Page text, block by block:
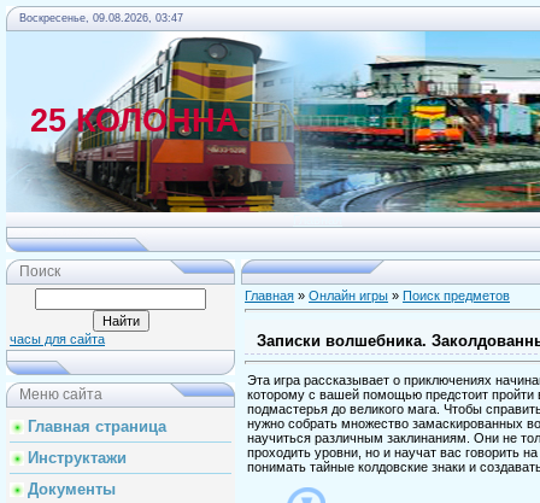
Воскресенье, 09.08.2026, 03:47
25 КОЛОННА
Поиск
часы для сайта
Меню сайта
Главная страница
Инструктажи
Документы
Главная » Онлайн игры » Поиск предметов
Записки волшебника.
Эта игра рассказывает о приключениях
которому с вашей помощью предстоит пройти
подмастерья до великого мага. Чтобы
нужно собрать множество замаскированных
научиться различным заклинаниям. Они не
проходить уровни, но и научат вас говорить
понимать тайные колдовские знаки и